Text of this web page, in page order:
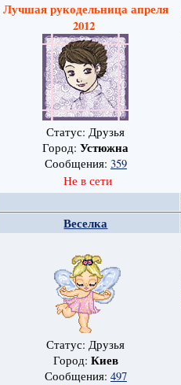
Лучшая рукодельница апреля
2012
Статус: Друзья
Город:Устюжна
Сообщения: 359
Не в сети
Веселка
Статус: Друзья
Город: Киев
Сообщения: 497